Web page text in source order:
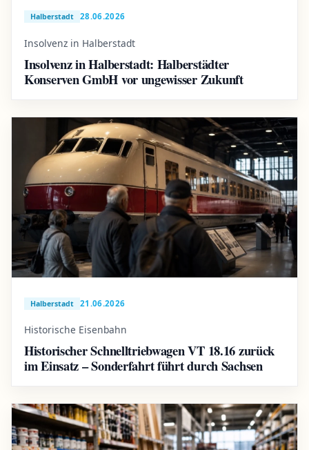
Halberstadt 28.06.2026
Insolvenz in Halberstadt
Insolvenz in Halberstadt: Halberstädter
Konserven GmbH vor ungewisser Zukunft
Halberstadt 21.06.2026
Historische Eisenbahn
Historischer Schnelltriebwagen VT 18.16 zurück
im Einsatz – Sonderfahrt führt durch Sachsen